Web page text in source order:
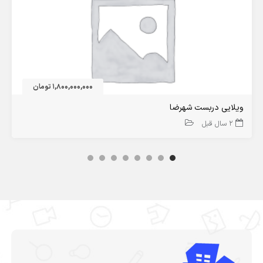
1,800,000,000 تومان
ویلایی دربست شهرضا
2 سال قبل